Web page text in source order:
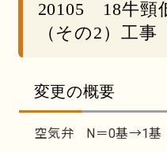
20105 18牛頸
（その2）工
変更の概要
空気弁 N＝0基→1